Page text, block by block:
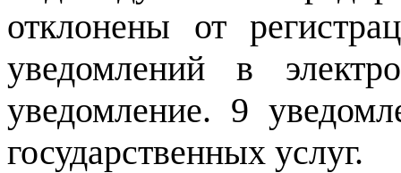
отклонены от
уведомлений в
уведомление. 9
государственных услуг.